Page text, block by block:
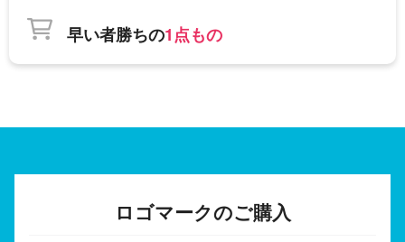
早い者勝ちの1点もの
ロゴマークのご購入